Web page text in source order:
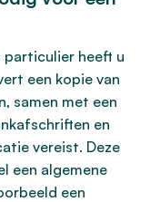
particulier heeft u
een kopie van
samen met een
en
vereist. Deze
een algemene
een